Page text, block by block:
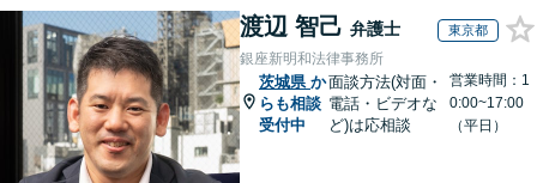
渡辺 智己 弁護士 東京都
銀座新明和法律事務所
茨城県 か
らも相談
受付中
面談方法(対面・
電話・ビデオな
ど)は応相談
営業時間：1
0:00~17:00
（平日）